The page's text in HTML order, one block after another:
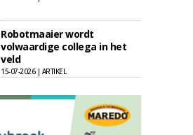
Robotmaaier wordt
volwaardige collega in het
veld
15-07-2026 | ARTIKEL